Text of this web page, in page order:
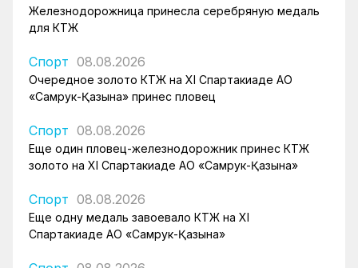
Железнодорожница принесла серебряную медаль
для КТЖ
Спорт 08.08.2026
Очередное золото КТЖ на XI Спартакиаде АО
«Самрук-Қазына» принес пловец
Спорт 08.08.2026
Еще один пловец-железнодорожник принес КТЖ
золото на XI Спартакиаде АО «Самрук-Қазына»
Спорт 08.08.2026
Еще одну медаль завоевало КТЖ на XI
Спартакиаде АО «Самрук-Қазына»